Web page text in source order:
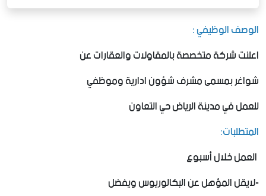
الوصف الوظيفي :
اعلنت شركة متخصصة بالمقاولات والعقارات عن
شواغر بمسمى مشرف شؤون ادارية وموظفي
للعمل في مدينة الرياض حي التعاون
المتطلبات:
‏ العمل خلال أسبوع
-لايقل المؤهل عن البكالوريوس ويفضل